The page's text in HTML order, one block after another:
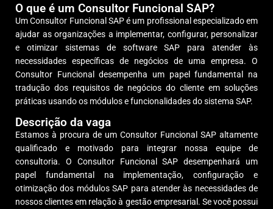
O que é um Consultor Funcional SAP?
Um Consultor Funcional SAP é um profissional especializado em
ajudar as organizações a implementar, configurar, personalizar
e otimizar sistemas de software SAP para atender às
necessidades específicas de negócios de uma empresa. O
Consultor Funcional desempenha um papel fundamental na
tradução dos requisitos de negócios do cliente em soluções
práticas usando os módulos e funcionalidades do sistema SAP.
Descrição da vaga
Estamos à procura de um Consultor Funcional SAP altamente
qualificado e motivado para integrar nossa equipe de
consultoria. O Consultor Funcional SAP desempenhará um
papel fundamental na implementação, configuração e
otimização dos módulos SAP para atender às necessidades de
nossos clientes em relação à gestão empresarial. Se você possui